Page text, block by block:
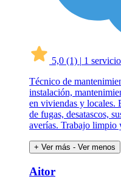
5,0 (1) | 1
Técnico de
instalación,
en viviendas y locales.
de fugas, desatascos,
averías. Trabajo limpio
+ Ver más - Ver menos
Aitor